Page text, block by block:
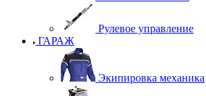
Рулевое управление
ГАРАЖ
Экипировка механика